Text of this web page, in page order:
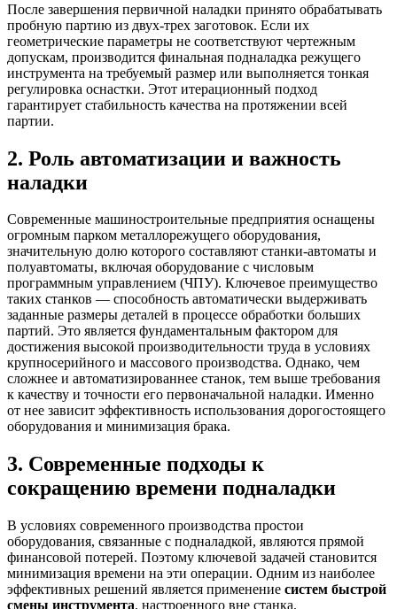
После завершения первичной наладки принято обрабатывать
пробную партию из двух-трех заготовок. Если их
геометрические параметры не соответствуют чертежным
допускам, производится финальная подналадка режущего
инструмента на требуемый размер или выполняется тонкая
регулировка оснастки. Этот итерационный подход
гарантирует стабильность качества на протяжении всей
партии.
2. Роль автоматизации и важность
наладки
Современные машиностроительные предприятия оснащены
огромным парком металлорежущего оборудования,
значительную долю которого составляют станки-автоматы и
полуавтоматы, включая оборудование с числовым
программным управлением (ЧПУ). Ключевое преимущество
таких станков — способность автоматически выдерживать
заданные размеры деталей в процессе обработки больших
партий. Это является фундаментальным фактором для
достижения высокой производительности труда в условиях
крупносерийного и массового производства. Однако, чем
сложнее и автоматизированнее станок, тем выше требования
к качеству и точности его первоначальной наладки. Именно
от нее зависит эффективность использования дорогостоящего
оборудования и минимизация брака.
3. Современные подходы к
сокращению времени подналадки
В условиях современного производства простои
оборудования, связанные с подналадкой, являются прямой
финансовой потерей. Поэтому ключевой задачей становится
минимизация времени на эти операции. Одним из наиболее
эффективных решений является применение систем быстрой
смены инструмента, настроенного вне станка.